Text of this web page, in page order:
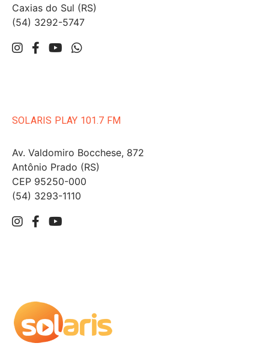
Caxias do Sul (RS)
(54) 3292-5747
SOLARIS PLAY 101.7 FM
Av. Valdomiro Bocchese, 872
Antônio Prado (RS)
CEP 95250-000
(54) 3293-1110